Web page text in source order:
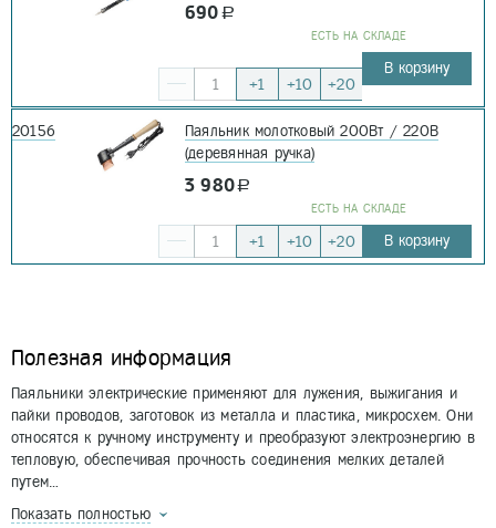
690 a
EСТЬ НА СКЛАДЕ
В корзину
+1
+10 +20
20156
Паяльник молотковый 200Вт / 220В
(деревянная ручка)
3 980a
EСТЬ НА СКЛАДЕ
В корзину
+1 +10 +20
Полезная информация
Паяльники электрические применяют для лужения, выжигания и
пайки проводов, заготовок из металла и пластика, микросхем. Они
относятся к ручному инструменту и преобразуют электроэнергию в
тепловую, обеспечивая прочность соединения мелких деталей
путем…
Показать полностью